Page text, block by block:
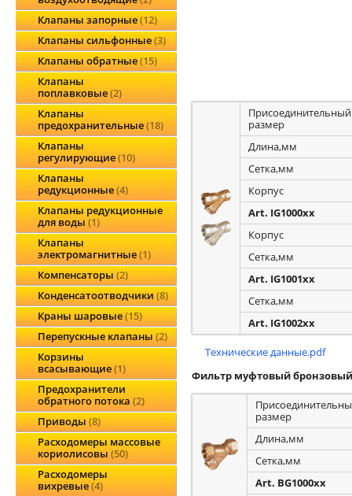
Клапаны запорные 12
Клапаны сильфонные 3
Клапаны обратные 15
Клапаны
поплавковые 2
Клапаны
предохранительные 18
Клапаны
регулирующие 10
Клапаны
редукционные 4
Клапаны редукционные
для воды 1
Клапаны
электромагнитные 1
Компенсаторы 2
Конденсатоотводчики 8
Краны шаровые 15
Перепускные клапаны 2
Корзины
всасывающие 1
Предохранители
обратного потока 2
Приводы 8
Расходомеры массовые
кориолисовы 50
Расходомеры
вихревые 4
Присоединительный
размер
Длина,мм
Сетка,мм
Корпус
Art. IG1000xx
Корпус
Сетка,мм
Art. IG1001xx
Сетка,мм
Art. IG1002xx
Технические данные.pdf
Фильтр муфтовый бронзовый
размер
Длина,мм
Сетка,мм
Art. BG1000xx